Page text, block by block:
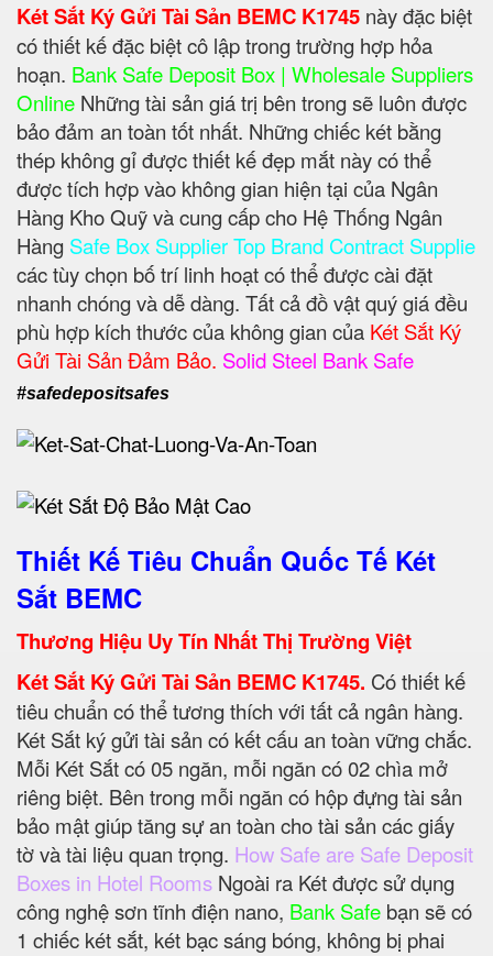
Két Sắt Ký Gửi Tài Sản BEMC K1745 này đặc biệt
có thiết kế đặc biệt cô lập trong trường hợp hỏa
hoạn. Bank Safe Deposit Box | Wholesale Suppliers
Online Những tài sản giá trị bên trong sẽ luôn được
bảo đảm an toàn tốt nhất. Những chiếc két bằng
thép không gỉ được thiết kế đẹp mắt này có thể
được tích hợp vào không gian hiện tại của Ngân
Hàng Kho Quỹ và cung cấp cho Hệ Thống Ngân
Hàng Safe Box Supplier Top Brand Contract Supplie
các tùy chọn bố trí linh hoạt có thể được cài đặt
nhanh chóng và dễ dàng. Tất cả đồ vật quý giá đều
phù hợp kích thước của không gian của Két Sắt Ký
Gửi Tài Sản Đảm Bảo. Solid Steel Bank Safe
#safedepositsafes
Thiết Kế Tiêu Chuẩn Quốc Tế Két
Sắt BEMC
Thương Hiệu Uy Tín Nhất Thị Trường Việt
Két Sắt Ký Gửi Tài Sản BEMC K1745. Có thiết kế
tiêu chuẩn có thể tương thích với tất cả ngân hàng.
Két Sắt ký gửi tài sản có kết cấu an toàn vững chắc.
Mỗi Két Sắt có 05 ngăn, mỗi ngăn có 02 chìa mở
riêng biệt. Bên trong mỗi ngăn có hộp đựng tài sản
bảo mật giúp tăng sự an toàn cho tài sản các giấy
tờ và tài liệu quan trọng. How Safe are Safe Deposit
Boxes in Hotel Rooms Ngoài ra Két được sử dụng
công nghệ sơn tĩnh điện nano, Bank Safe bạn sẽ có
1 chiếc két sắt, két bạc sáng bóng, không bị phai